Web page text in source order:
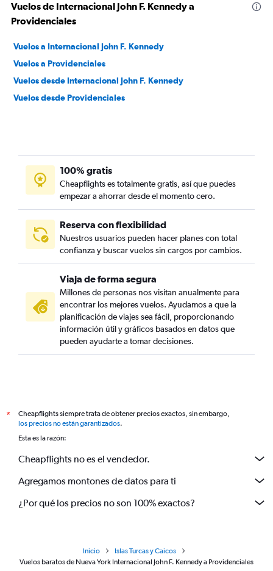
Vuelos de Internacional John F. Kennedy a
Providenciales
Vuelos a Internacional John F. Kennedy
Vuelos a Providenciales
Vuelos desde Internacional John F. Kennedy
Vuelos desde Providenciales
100% gratis
Cheapflights es totalmente gratis, así que puedes
empezar a ahorrar desde el momento cero.
Reserva con flexibilidad
Nuestros usuarios pueden hacer planes con total
confianza y buscar vuelos sin cargos por cambios.
Viaja de forma segura
Millones de personas nos visitan anualmente para
encontrar los mejores vuelos. Ayudamos a que la
planificación de viajes sea fácil, proporcionando
información útil y gráficos basados en datos que
pueden ayudarte a tomar decisiones.
*
Cheapflights siempre trata de obtener precios exactos, sin embargo,
los precios no están garantizados.
Esta es la razón:
Cheapflights no es el vendedor.
Agregamos montones de datos para ti
¿Por qué los precios no son 100% exactos?
Inicio
Islas Turcas y Caicos
Vuelos baratos de Nueva York Internacional John F. Kennedy a Providenciales